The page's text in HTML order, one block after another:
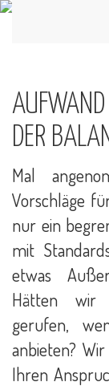
DER
Mal
Vorschläge
nur ein
mit
etwas
Hätten wir
gerufen,
anbieten?
Ihren